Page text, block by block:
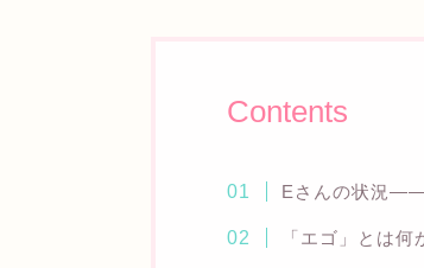
Contents
Eさんの状況——
「エゴ」とは